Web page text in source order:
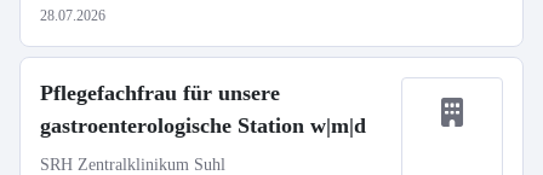
28.07.2026
Pflegefachfrau für unsere
gastroenterologische Station w|m|d
SRH Zentralklinikum Suhl